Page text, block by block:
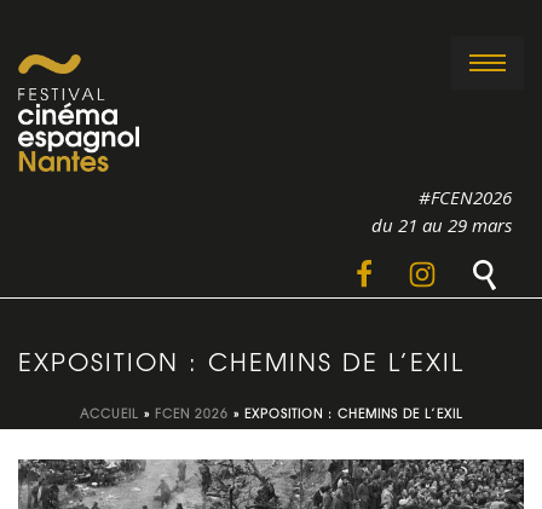
#FCEN2026
du 21 au 29 mars
EXPOSITION : CHEMINS DE L’EXIL
ACCUEIL » FCEN 2026 » EXPOSITION : CHEMINS DE L’EXIL